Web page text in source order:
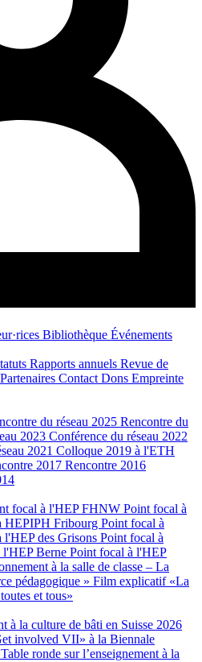
Bibliothèque Événements
Rapports annuels Revue de
Partenaires Contact Dons Empreinte
du réseau 2025 Rencontre du
2023 Conférence du réseau 2022
2021 Colloque 2019 à l'ETH
2017 Rencontre 2016
focal à l'HEP FHNW Point focal à
HEPIPH Fribourg Point focal à
l'HEP des Grisons Point focal à
l'HEP Berne Point focal à l'HEP
à la salle de classe – La
pédagogique » Film explicatif «La
et tous»
à la culture de bâti en Suisse 2026
involved VII» à la Biennale
Table ronde sur l’enseignement à la